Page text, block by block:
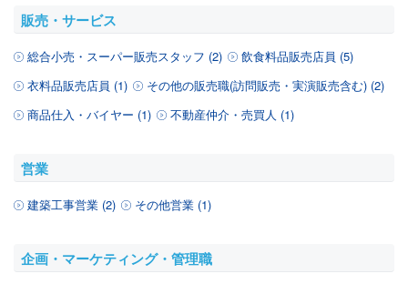
販売・サービス
総合小売・スーパー販売スタッフ (2)
飲食料品販売店員 (5)
衣料品販売店員 (1)
その他の販売職(訪問販売・実演販売含む) (2)
商品仕入・バイヤー (1)
不動産仲介・売買人 (1)
営業
建築工事営業 (2) その他営業 (1)
企画・マーケティング・管理職